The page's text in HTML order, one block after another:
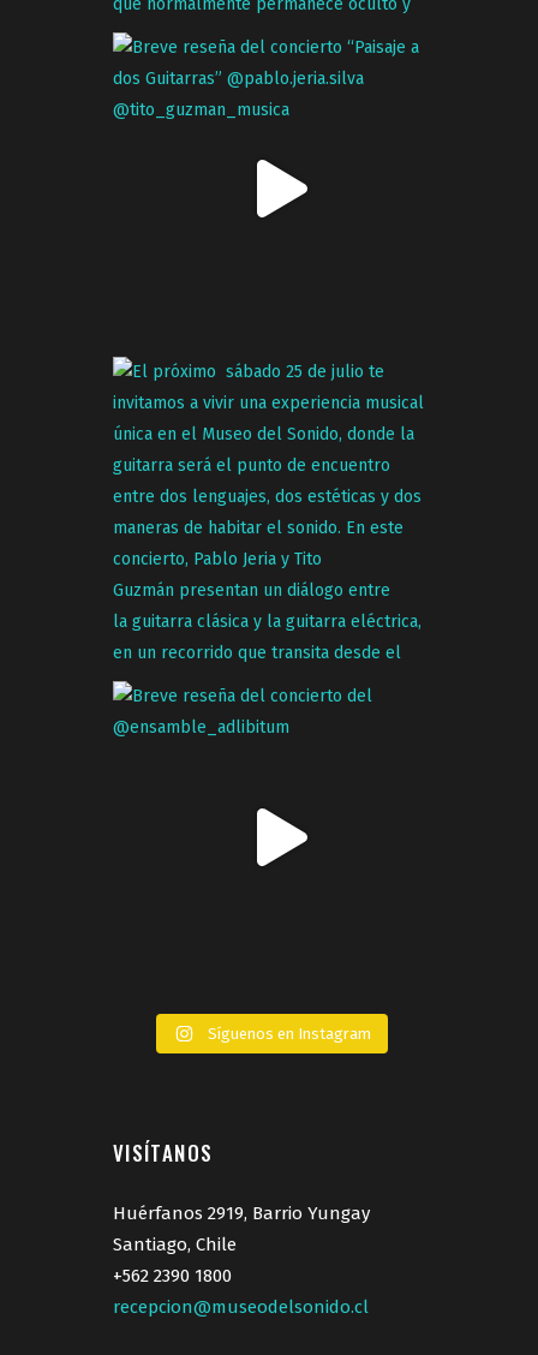
Síguenos en Instagram
VISÍTANOS
Huérfanos 2919, Barrio Yungay
Santiago, Chile
+562 2390 1800
recepcion@museodelsonido.cl